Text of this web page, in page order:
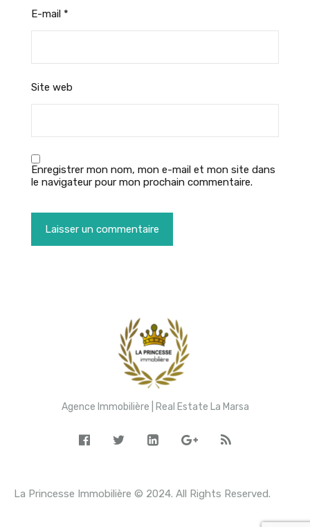
E-mail *
Site web
Enregistrer mon nom, mon e-mail et mon site dans
le navigateur pour mon prochain commentaire.
Agence Immobilière | Real Estate La Marsa
La Princesse Immobilière © 2024. All Rights Reserved.